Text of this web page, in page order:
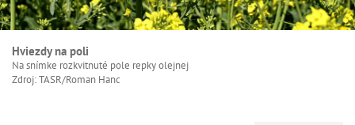
Hviezdy na poli
Na snímke rozkvitnuté pole repky olejnej
Zdroj: TASR/Roman Hanc